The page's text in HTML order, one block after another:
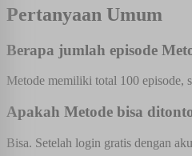
Pertanyaan Umum
Berapa jumlah episode
Metode memiliki total 100 episode,
Apakah Metode bisa
Bisa. Setelah login gratis dengan